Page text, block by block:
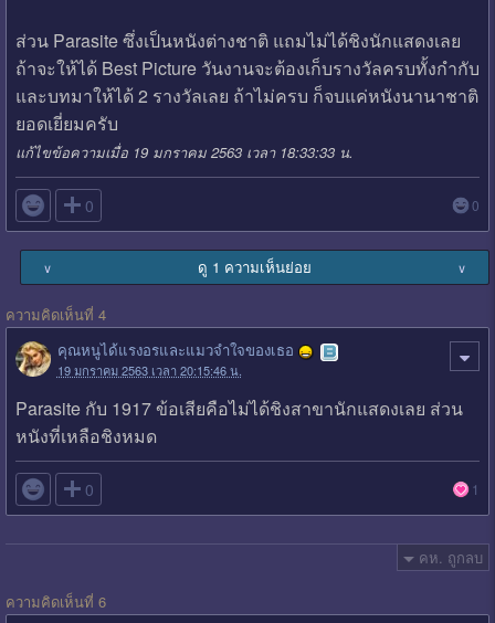
ส่วน Parasite ซึ่งเป็นหนังต่างชาติ แถมไม่ได้ชิงนักแสดงเลย
ถ้าจะให้ได้ Best Picture วันงานจะต้องเก็บรางวัลครบทั้งกำกับ
และบทมาให้ได้ 2 รางวัลเลย ถ้าไม่ครบ ก็จบแค่หนังนานาชาติ
ยอดเยี่ยมครับ
แก้ไขข้อความเมื่อ 19 มกราคม 2563 เวลา 18:33:33 น.
 0 0
∨ ดู 1 ความเห็นย่อย ∨
ความคิดเห็นที่ 4
คุณหนูได้แรงอรและแมวจำใจของเธอ
19 มกราคม 2563 เวลา 20:15:46 น.
Parasite กับ 1917 ข้อเสียคือไม่ได้ชิงสาขานักแสดงเลย ส่วน
หนังที่เหลือชิงหมด
 0 1
คห. ถูกลบ
ความคิดเห็นที่ 6